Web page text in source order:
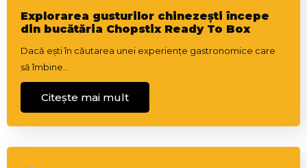
Explorarea gusturilor chinezești începe
din bucătăria Chopstix Ready To Box
Dacă ești în căutarea unei experiențe gastronomice care
să îmbine…
Citește mai mult